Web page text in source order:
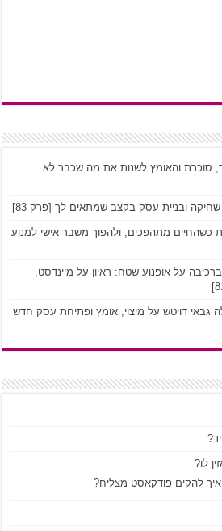
סוכרת והאומץ לשנות את מה שכבר לא
שחיקה ובניית עסק בקצב שמתאים לך [פרק 83]
כשהחיים מתהפכים, ולהפוך משבר אישי למנוע
על אופנוע שטח: ראיון על מיינדסט,
גבאי דויטש על מיצוי, אומץ ופתיחת עסק חדש
לו?
להקים פודקאסט מצליח?